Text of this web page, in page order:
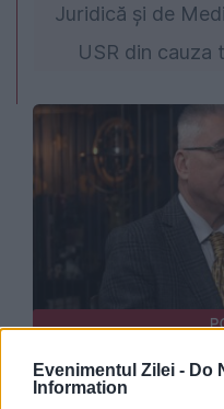
Evenimentul Zilei - Do
Information
Juridică și de
USR din cauza
Scandal pe tema